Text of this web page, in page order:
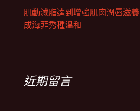
肌動減脂達到增強肌肉潤唇滋養
成海菲秀種溫和
近期留言